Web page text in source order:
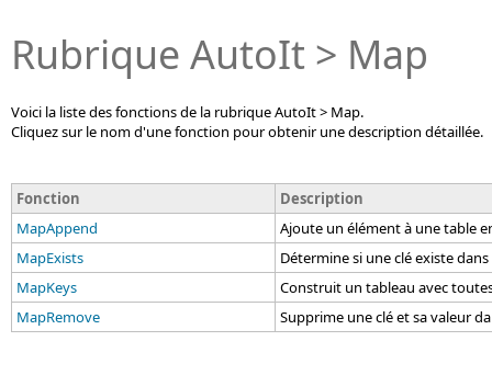
Rubrique AutoIt > Map
Voici la liste des fonctions de la rubrique AutoIt > Map.
Cliquez sur le nom d'une fonction pour obtenir une description détaillée.
Fonction
Description
MapAppend
Ajoute un élément à une table
MapExists
Détermine si une clé existe
MapKeys
Construit un tableau avec
MapRemove
Supprime une clé et sa valeur